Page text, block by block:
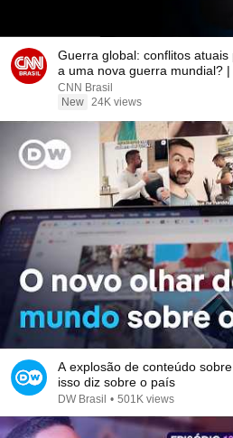
Guerra global: conflitos
a uma nova guerra mundial? |
CNN Brasil
New 24K views
A explosão de conteúdo
isso diz sobre o país
DW Brasil • 501K views